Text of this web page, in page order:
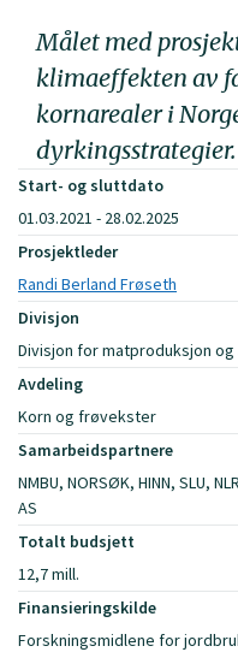
Målet med
klimaeffekten av
kornarealer i
dyrkingsstrategier.
Start- og sluttdato
01.03.2021 - 28.02.2025
Prosjektleder
Randi Berland Frøseth
Divisjon
Divisjon for matproduksjon og
Avdeling
Korn og frøvekster
Samarbeidspartnere
NMBU, NORSØK, HINN, SLU,
AS
Totalt budsjett
12,7 mill.
Finansieringskilde
Forskningsmidlene for